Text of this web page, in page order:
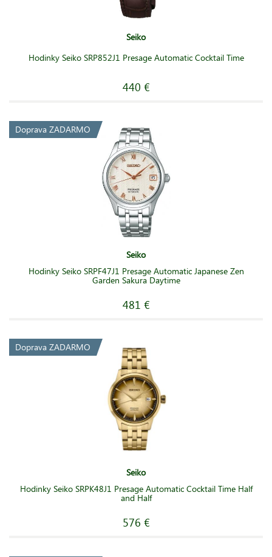
Seiko
Hodinky Seiko SRP852J1 Presage Automatic Cocktail Time
440 €
Doprava ZADARMO
Seiko
Hodinky Seiko SRPF47J1 Presage Automatic Japanese Zen
Garden Sakura Daytime
481 €
Doprava ZADARMO
Seiko
Hodinky Seiko SRPK48J1 Presage Automatic Cocktail Time Half
and Half
576 €